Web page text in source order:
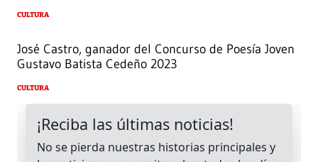
CULTURA
José Castro, ganador del Concurso de Poesía Joven
Gustavo Batista Cedeño 2023
CULTURA